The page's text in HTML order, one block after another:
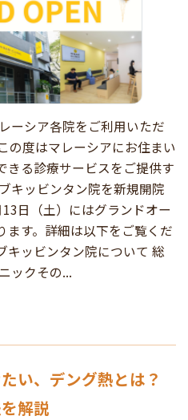
ーシア各院をご利用いただ
の度はマレーシアにお住まい
きる診療サービスをご提供す
キッビンタン院を新規開院
日（土）にはグランドオー
ます。詳細は以下をご覧くだ
ッビンタン院について 総
ックその...
い、デング熱とは？
解説